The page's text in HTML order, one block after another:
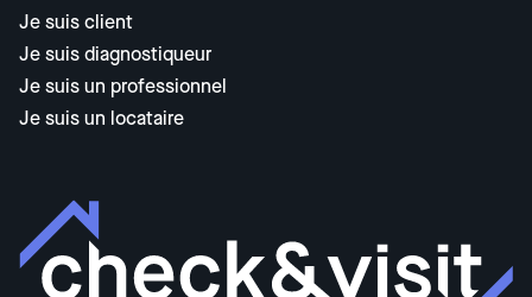
Je suis client
Je suis diagnostiqueur
Je suis un professionnel
Je suis un locataire